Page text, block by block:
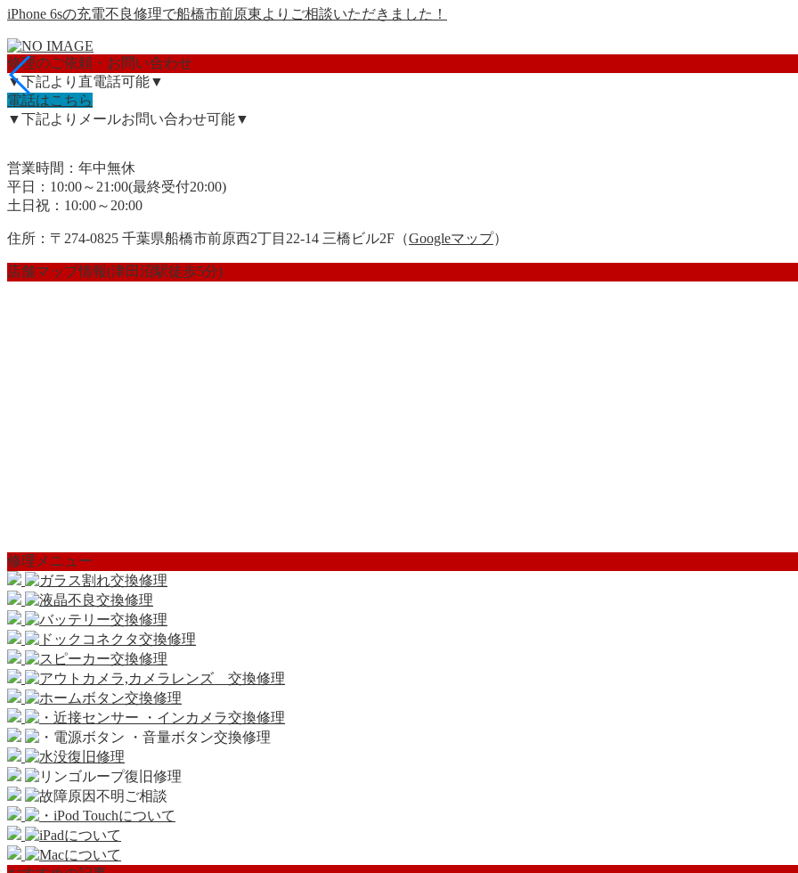
iPhone 6sの充電不良修理で船橋市前原東よりご相談いただきました！
修理のご依頼・お問い合わせ
▼下記より直電話可能▼
電話はこちら
▼下記よりメールお問い合わせ可能▼
営業時間：年中無休
平日：10:00～21:00(最終受付20:00)
土日祝：10:00～20:00
住所：〒274-0825 千葉県船橋市前原西2丁目22-14 三橋ビル2F（Googleマップ）
店舗マップ情報(津田沼駅徒歩5分)
修理メニュー